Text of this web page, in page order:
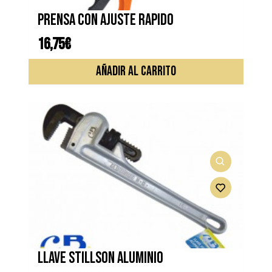
Prensa con ajuste rapido
16,75€
AÑADIR AL CARRITO
Llave stillson aluminio